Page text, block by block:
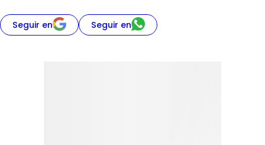
Seguir en Seguir en